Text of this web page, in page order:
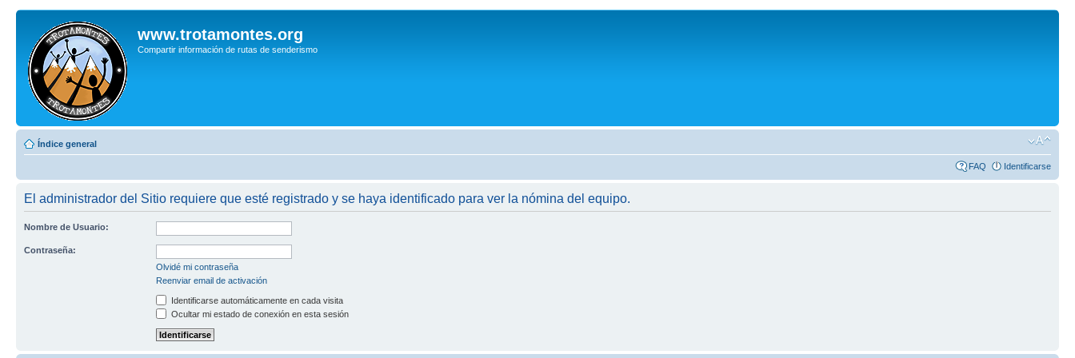
www.trotamontes.org
Compartir información de rutas de senderismo
Índice general
FAQ Identificarse
El administrador del Sitio requiere que esté registrado y se haya identificado para ver la nómina del equipo.
Nombre de Usuario:
Contraseña:
Olvidé mi contraseña
Reenviar email de activación
Identificarse automáticamente en cada visita
Ocultar mi estado de conexión en esta sesión